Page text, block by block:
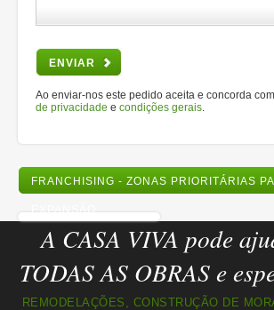
ENVIAR
Ao enviar-nos este pedido aceita e concorda
de privacidade e condições gerais
FRANCHISING - ZONAS PRIORITÁRIAS
EXPANSÃO
A CASA VIVA pode
TODAS AS OBRAS e
REMODELAÇÕES, CONSTRUÇÃO DE